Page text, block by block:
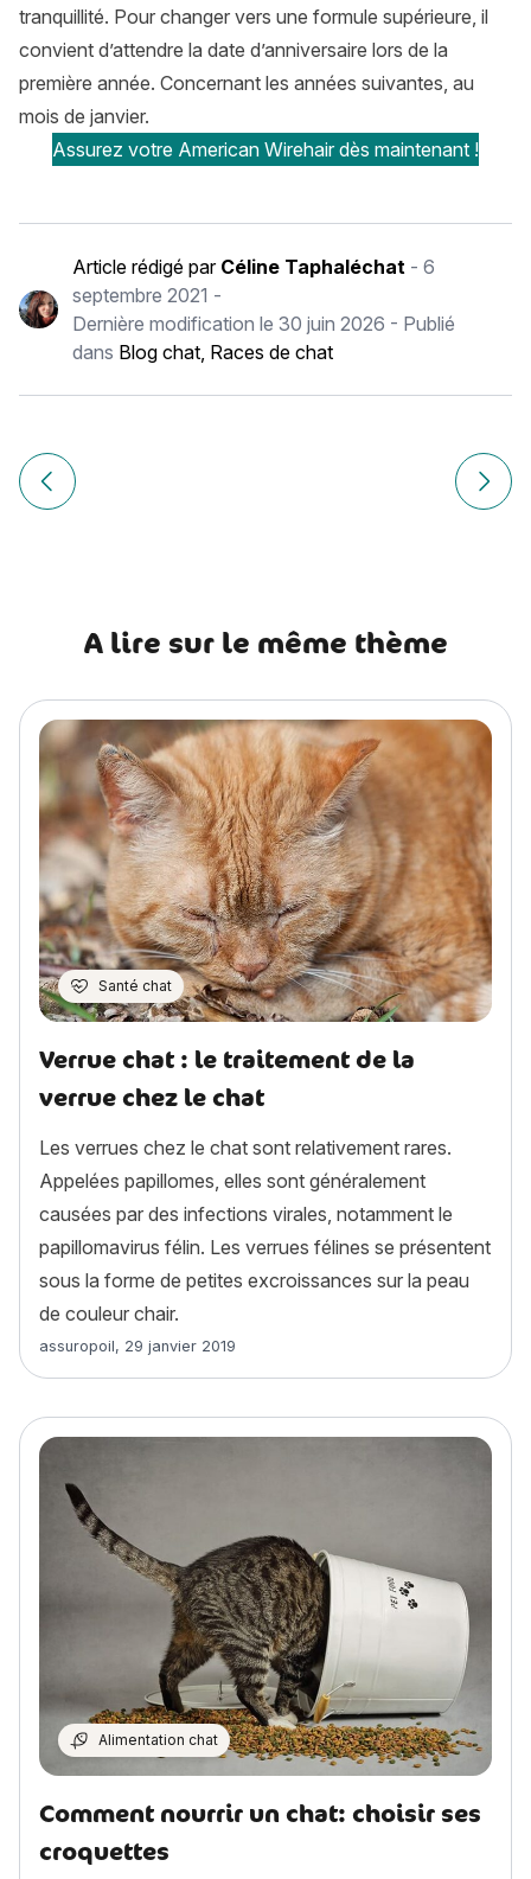
tranquillité. Pour changer vers une formule supérieure, il
convient d’attendre la date d’anniversaire lors de la
première année. Concernant les années suivantes, au
mois de janvier.
Assurez votre American Wirehair dès maintenant !
Article rédigé par Céline Taphaléchat- 6
septembre 2021 -
Dernière modification le 30 juin 2026 - Publié
dans Blog chat, Races de chat
Navigation
de
Article précédent Chat Thaï : histoire, caractère, Article
A lire sur le même thème
Santé chat
Verrue chat : le traitement de la
verrue chez le chat
Les verrues chez le chat sont relativement rares.
Appelées papillomes, elles sont généralement
causées par des infections virales, notamment le
papillomavirus félin. Les verrues félines se présentent
sous la forme de petites excroissances sur la peau
de couleur chair.
Article rédigé par
assuropoil, 29 janvier 2019
Alimentation chat
Comment nourrir un chat: choisir ses
croquettes